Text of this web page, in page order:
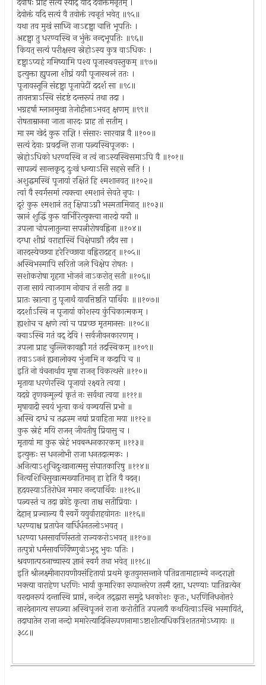
देवोक्तं यदि सत्यं वै तवोक्तं त्वनृतं भवेत् ॥९५॥
यथा तव मुखं साध्वि नाऽदृष्ट्वा चात्ति भूपतिः ।
अदृष्ट्वा तु धरण्यस्थि न भुंक्ते नन्दभूपतिः ॥९६॥
कियत् सत्यं परीक्षस्व स्नेहोऽस्य कुत्र वाऽधिकः ।
दृष्ट्वाऽप्यहं गमिष्यामि पश्य पूजास्थवस्तुकम् ॥९७॥
इत्युक्ता ह्युपला शीघ्रं ययौ पूजास्थलं ततः ।
पूजावस्तूनि संदृष्ट्वा पूजापेटीं ददर्श सा ॥९८॥
तावत्तत्राऽस्थि संदृष्टं दन्तरूपं तथा तदा ।
भग्नहर्षा म्लानमुखा तेजोहीनाऽभवत् क्षणम् ॥९९॥
रोषताम्रानना जाता नारदः प्राह तां सतीम् ।
मा स्म खेदं कुरु राज्ञि ! संसारः सारवान्न वै ॥१००॥
सत्यं देवाः प्रवदन्ति राजा पत्न्यस्थिपूजकः ।
स्नेहोऽधिको धरण्यस्थि न त्वं नाऽस्यस्थिसमाऽपि वै ॥१०१॥
सापत्न्यं सान्तकृद् दुःखं धन्याऽसि सहसे सति ! ।
अशुद्धमस्थिं पूजायां रक्षितं हि श्मशानवत् ॥१०२॥
त्वां वै स्वर्गसमां त्यक्त्वा श्मशानं सेवते नृपः ।
दूरं कुरु श्मशानं तत् क्षिपाऽग्नौ भस्मतामियात् ॥१०३॥
स्नानं शुद्धिं कुरु वार्भिरित्युक्त्वा नारदो ययौ ॥
उपला चोपलातुल्या सपत्नीरोषवह्निना ॥१०४॥
दग्धा शीघ्रं वराहास्थिं चिक्षेपाग्नौ तदैव सा ।
नारदस्येच्छया हरेरिच्छाया वह्निरादहत् ॥१०५॥
अस्थिभस्मापि सरितो जले चिक्षेप रोषतः ।
सशोकरोषा गृहगा भोजनं नाऽकरोत् सती ॥१०६॥
राजा सायं त्वाजगाम नोवाच तं सती तदा ॥
प्रातः स्नात्वा तु पूजार्थं यावत्तिष्ठति पार्थिवः ॥॥१०७॥
ददर्शाऽस्थि न पूजायां कोशस्य कुंचिकात्मकम् ।
ह्यशोच च क्षणे त्वां च पप्रच्छ मृतमानसः ॥१०८॥
क्वाऽस्थि गतं वद् देवि ! सर्वजीवनकारणम् ।
उपला प्राह चुल्लिकावह्नौ गतं तदस्थिकम् ॥१०९॥
तवाऽऽननं ह्यनालोक्य भुंजामि न कदापि च ॥
इति नो वंचनार्थाय मृषा राजन् विकत्थसे ॥११०॥
मृताया धरणेरस्थि पूजायां रक्ष्यते त्वया ।
यदग्रे तृणवन्मूल्यं कृतं नः सर्वथा त्वया ॥१११॥
मृषावादी स्वयं भूत्वा कथं वञ्चयसि प्रभो ॥
अस्थि दग्धं च तद्भस्म नद्यां प्रवाहिता मया ॥११२॥
कुरु स्नेहं मयि राजन् जीवतीषु प्रियासु च ।
मृतायां मा कुरु स्नेहं भवबन्धनकारकम् ॥११३॥
इत्युक्तः स धनलोभी राजा धनतदात्मकः ।
अनित्याऽशुचिदुःखानात्मसु संघातकारिषु ॥११४॥
नित्यशिचिसुखात्मख्यातिमान् हा हेति वै वदन्।
हृदयस्याऽतिरोधेन ममार नन्दपार्थिवः ॥११५॥
पत्न्यस्तं च तदा क्रोडे कृत्वा ताश्च सतीप्रियाः ।
देहान् प्रज्वाल्य वै स्वर्गे ययुर्वाराहयोगतः ॥११६॥
धरण्याश्च प्रतापेन वार्धिर्धनतलोऽभवत् ।
धरण्या धनसावर्णिस्ततो राज्यकरोऽभवत् ॥११७॥
तत्पुत्रो धर्मसावर्णिर्वेष्णुवोऽभूद् भुवः पतिः ।
श्रवणात्पठनाच्चास्य ज्ञानं स्वर्गं तथा भवेत् ॥११८॥
इति श्रीलक्ष्मीनारायणीयसंहितायां प्रथमे कृतयुगसन्ताने पतिव्रतामाहात्म्ये नन्दराज्ञो
भक्त्या वाराहेण धरणिः भार्या कुमारिका रूपान्तरेण तस्मै दत्ता, धरण्याः पातिव्रत्येन
वरदानरूपं दन्तास्थि प्राप्तं, नन्देन तद्द्वारा समुद्रे धनकोशः कृतः, धरणिनिधनोत्तरं
नारदेनागत्य सपत्न्या अस्थिपूजनं राजा करोतीति उपलायै कथयित्वाऽस्थि भस्मायितं,
तदाघातेन राजा नन्दो ममारेत्यादिनिरूपणनामाऽष्टाशीत्यधिकत्रिशततमोऽध्यायः ॥
३८८॥